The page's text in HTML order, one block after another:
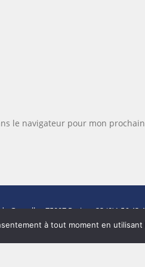
le navigateur pour mon
Grenelle -75007 Paris- +33 (0)1 56 43
Carte CPI N°7501 2017 000 017
à tout moment en